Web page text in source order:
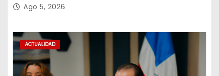
Ago 5, 2026
ACTUALIDAD